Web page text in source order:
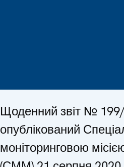
Щоденний звіт №
опублікований
моніторинговою